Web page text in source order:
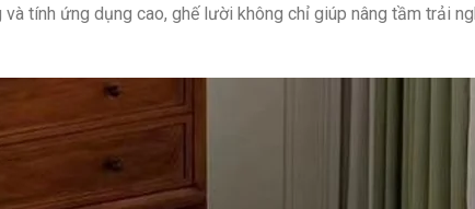
tính ứng dụng cao, ghế lười không chỉ giúp nâng tầm trải